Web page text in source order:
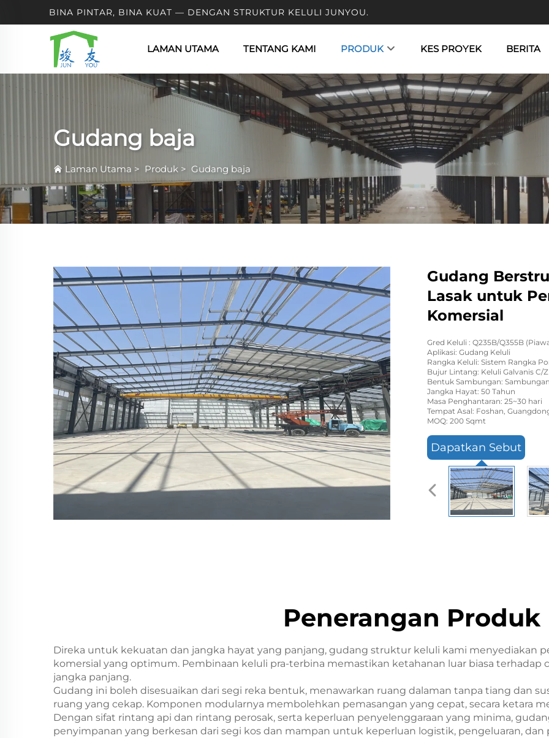
BINA PINTAR, BINA KUAT — DENGAN STRUKTUR KELULI JUNYOU.
LAMAN UTAMA TENTANG KAMI PRODUK KES PROYEK BERITA
Gudang baja
Laman Utama > Produk > Gudang baja
Gudang
Lasak untuk
Komersial
Gred Keluli : Q235B/Q355B
Aplikasi: Gudang Keluli
Rangka Keluli: Sistem Rangka
Bujur Lintang: Keluli Galvanis C/Z
Bentuk Sambungan:
Jangka Hayat: 50 Tahun
Masa Penghantaran: 25~30 hari
Tempat Asal: Foshan,
MOQ: 200 Sqmt
Dapatkan Sebut
Harga
Penerangan Produk
Direka untuk kekuatan dan jangka hayat yang panjang, gudang struktur keluli kami menyediakan
komersial yang optimum. Pembinaan keluli pra-terbina memastikan ketahanan luar biasa terhadap
jangka panjang.
Gudang ini boleh disesuaikan dari segi reka bentuk, menawarkan ruang dalaman tanpa tiang dan
ruang yang cekap. Komponen modularnya membolehkan pemasangan yang cepat, secara ketara
Dengan sifat rintang api dan rintang perosak, serta keperluan penyelenggaraan yang minima,
penyimpanan yang berkesan dari segi kos dan mampan untuk keperluan logistik, pengeluaran, dan